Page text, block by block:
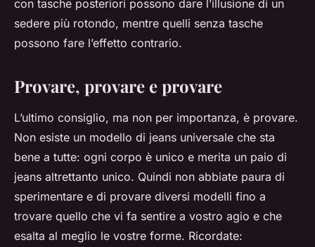
con tasche posteriori possono dare l’illusione di un
sedere più rotondo, mentre quelli senza tasche
possono fare l’effetto contrario.
Provare, provare e provare
L’ultimo consiglio, ma non per importanza, è provare.
Non esiste un modello di jeans universale che sta
bene a tutte: ogni corpo è unico e merita un paio di
jeans altrettanto unico. Quindi non abbiate paura di
sperimentare e di provare diversi modelli fino a
trovare quello che vi fa sentire a vostro agio e che
esalta al meglio le vostre forme. Ricordate: